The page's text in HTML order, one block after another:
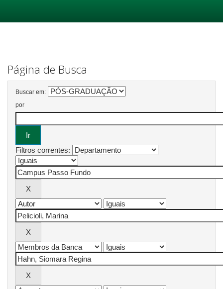
Página de Busca
Buscar em:
por
Filtros correntes: